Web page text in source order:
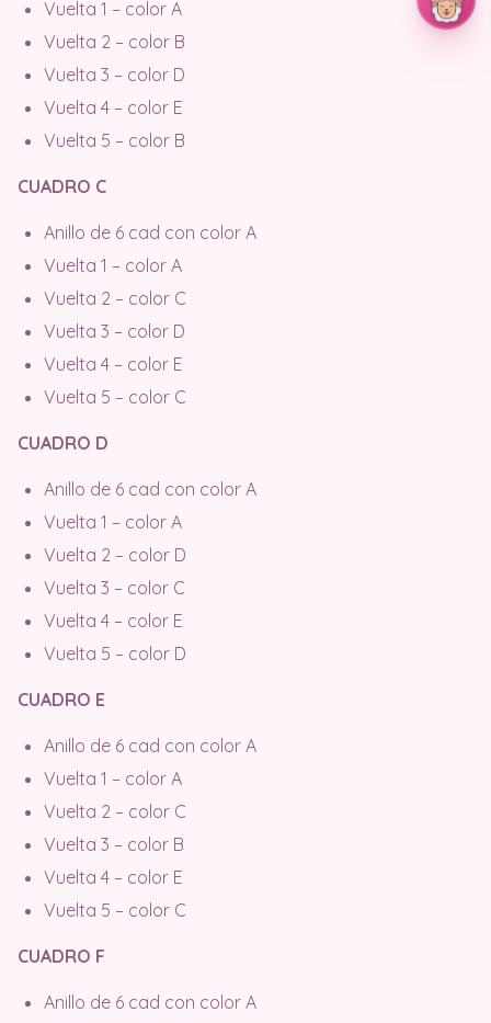
Vuelta 1 – color A
Vuelta 2 – color B
Vuelta 3 – color D
Vuelta 4 – color E
Vuelta 5 – color B
CUADRO C
Anillo de 6 cad con color A
Vuelta 1 – color A
Vuelta 2 – color C
Vuelta 3 – color D
Vuelta 4 – color E
Vuelta 5 – color C
CUADRO D
Anillo de 6 cad con color A
Vuelta 1 – color A
Vuelta 2 – color D
Vuelta 3 – color C
Vuelta 4 – color E
Vuelta 5 – color D
CUADRO E
Anillo de 6 cad con color A
Vuelta 1 – color A
Vuelta 2 – color C
Vuelta 3 – color B
Vuelta 4 – color E
Vuelta 5 – color C
CUADRO F
Anillo de 6 cad con color A